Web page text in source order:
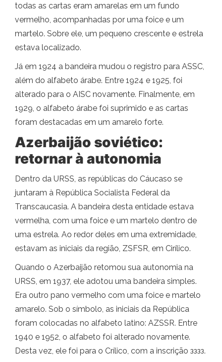
todas as cartas eram amarelas em um fundo
vermelho, acompanhadas por uma foice e um
martelo. Sobre ele, um pequeno crescente e estrela
estava localizado.
Já em 1924 a bandeira mudou o registro para ASSC,
além do alfabeto árabe. Entre 1924 e 1925, foi
alterado para o AISC novamente. Finalmente, em
1929, o alfabeto árabe foi suprimido e as cartas
foram destacadas em um amarelo forte.
Azerbaijão soviético:
retornar à autonomia
Dentro da URSS, as repúblicas do Cáucaso se
juntaram à República Socialista Federal da
Transcaucasia. A bandeira desta entidade estava
vermelha, com uma foice e um martelo dentro de
uma estrela. Ao redor deles em uma extremidade,
estavam as iniciais da região, ZSFSR, em Cirílico.
Quando o Azerbaijão retomou sua autonomia na
URSS, em 1937, ele adotou uma bandeira simples.
Era outro pano vermelho com uma foice e martelo
amarelo. Sob o símbolo, as iniciais da República
foram colocadas no alfabeto latino: AZSSR. Entre
1940 e 1952, o alfabeto foi alterado novamente.
Desta vez, ele foi para o Crílico, com a inscrição зззз.